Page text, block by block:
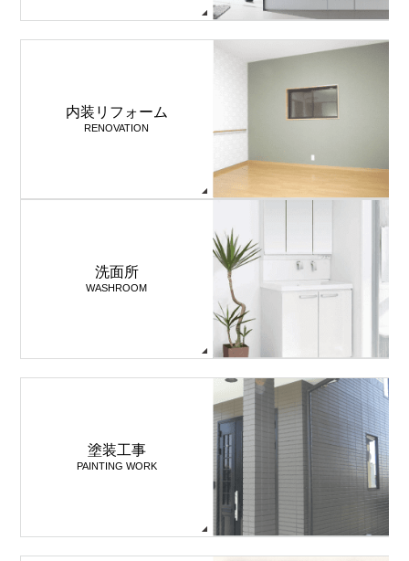
内装リフォーム
RENOVATION
洗面所
WASHROOM
塗装工事
PAINTING WORK